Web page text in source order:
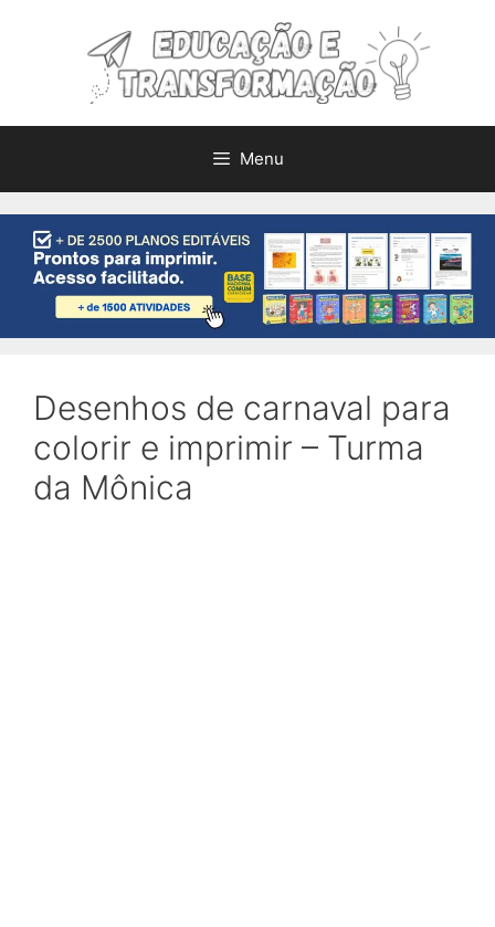
Menu
Desenhos de carnaval para
colorir e imprimir – Turma
da Mônica